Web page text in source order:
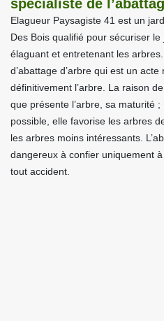
spécialiste de
Elagueur Paysagiste 41 est un
Des Bois qualifié pour sécuriser
élaguant et entretenant les
d’abattage d’arbre qui est un
définitivement l’arbre. La raison
que présente l’arbre, sa maturité
possible, elle favorise les arbres
les arbres moins intéressants.
dangereux à confier uniquement
tout accident.